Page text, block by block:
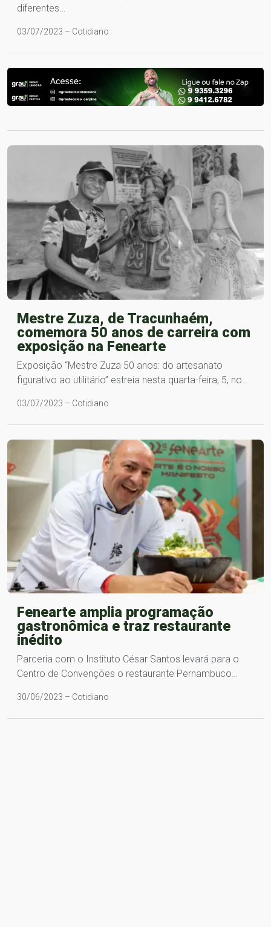
diferentes…
03/07/2023 – Cotidiano
Mestre Zuza, de Tracunhaém,
comemora 50 anos de carreira com
exposição na Fenearte
Exposição “Mestre Zuza 50 anos: do artesanato
figurativo ao utilitário” estreia nesta quarta-feira, 5, no…
03/07/2023 – Cotidiano
Fenearte amplia programação
gastronômica e traz restaurante
inédito
Parceria com o Instituto César Santos levará para o
Centro de Convenções o restaurante Pernambuco…
30/06/2023 – Cotidiano